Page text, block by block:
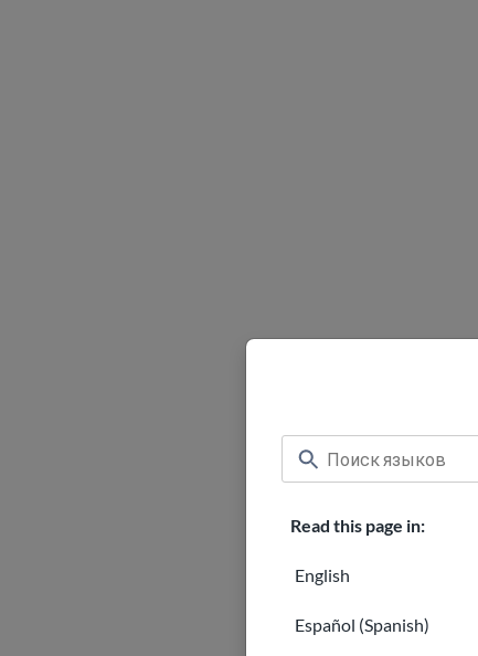
Read this page in:
English
Español (Spanish)